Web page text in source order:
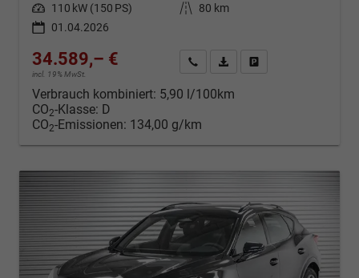
Leistung 110 kW (150 PS) Kilometerstand
80 km
01.04.2026
34.589,– €
incl. 19% MwSt.
Kontakt & Angebot anfordern
PDF-Datei, Fahrzeugexposé
Verbrauch kombiniert: 5,90 l/100km
CO2-Klasse: D
CO2-Emissionen: 134,00 g/km